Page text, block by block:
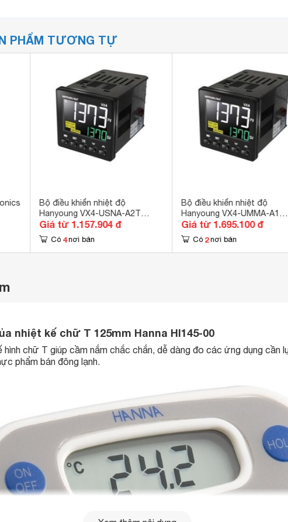
PHẨM TƯƠNG TỰ
Bộ điều khiển nhiệt độ
Hanyoung VX4-USNA-A2T
48x48mm
Giá từ 1.157.904 đ
Có 4 nơi bán
Bộ điều khiển nhiệt độ
Hanyoung VX4-UMMA-A1
48x48mm
Giá từ 1.695.100 đ
Có 2 nơi bán
nhiệt kế chữ T 125mm Hanna HI145-00
hình chữ T giúp cầm nắm chắc chắn, dễ dàng đo các ứng dụng cần
phẩm bán đông lạnh.